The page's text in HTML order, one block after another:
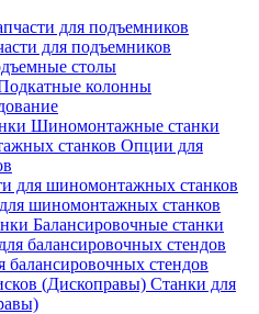
для подъемников
столы
колонны
Шиномонтажные станки
Опции для
шиномонтажных станков
Балансировочные станки
стендов
Станки для